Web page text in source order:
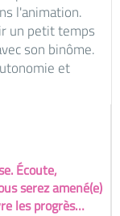
l'animation.
un petit temps
son binôme.
et
Écoute,
serez amené(e)
les progrès…